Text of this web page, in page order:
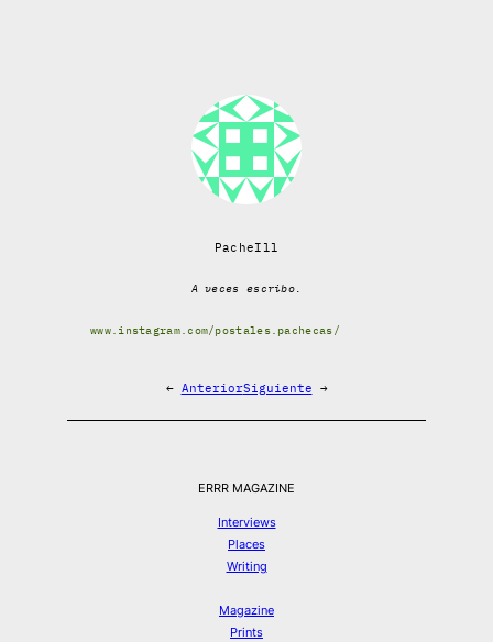
PacheIll
A veces escribo.
www.instagram.com/postales.pachecas/
← AnteriorSiguiente →
ERRR MAGAZINE
Interviews
Places
Writing
Magazine
Prints